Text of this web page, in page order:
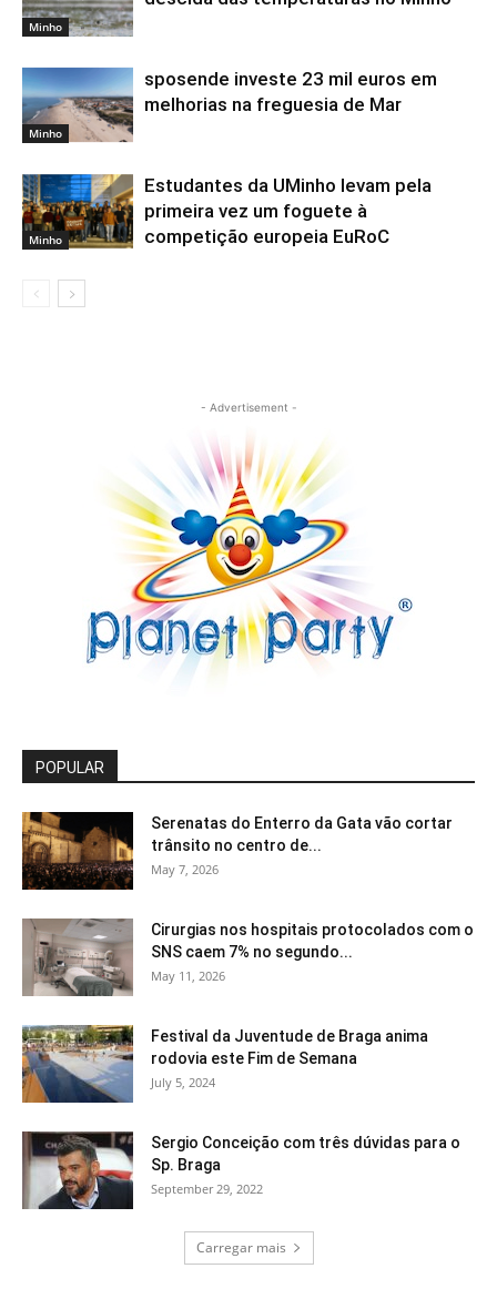
Minho
Minho
sposende investe 23 mil euros em
melhorias na freguesia de Mar
Minho
Estudantes da UMinho levam pela
primeira vez um foguete à
competição europeia EuRoC
- Advertisement -
POPULAR
Serenatas do Enterro da Gata vão cortar
trânsito no centro de...
May 7, 2026
Cirurgias nos hospitais protocolados com o
SNS caem 7% no segundo...
May 11, 2026
Festival da Juventude de Braga anima
rodovia este Fim de Semana
July 5, 2024
Sergio Conceição com três dúvidas para o
Sp. Braga
September 29, 2022
Carregar mais